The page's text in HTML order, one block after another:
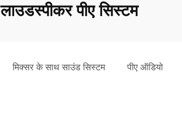
लाउडस्पीकर पीए सिस्टम
मिक्सर के साथ साउंड सिस्टम पीए ऑडियो